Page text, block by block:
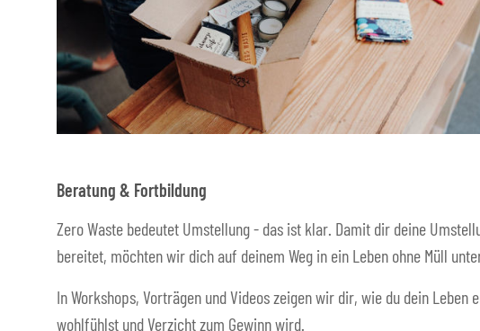
Beratung & Fortbildung
Zero Waste bedeutet Umstellung - das ist klar. Damit dir deine
bereitet, möchten wir dich auf deinem Weg in ein Leben ohne Müll
In Workshops, Vorträgen und Videos zeigen wir dir, wie du dein Leben
wohlfühlst und Verzicht zum Gewinn wird.